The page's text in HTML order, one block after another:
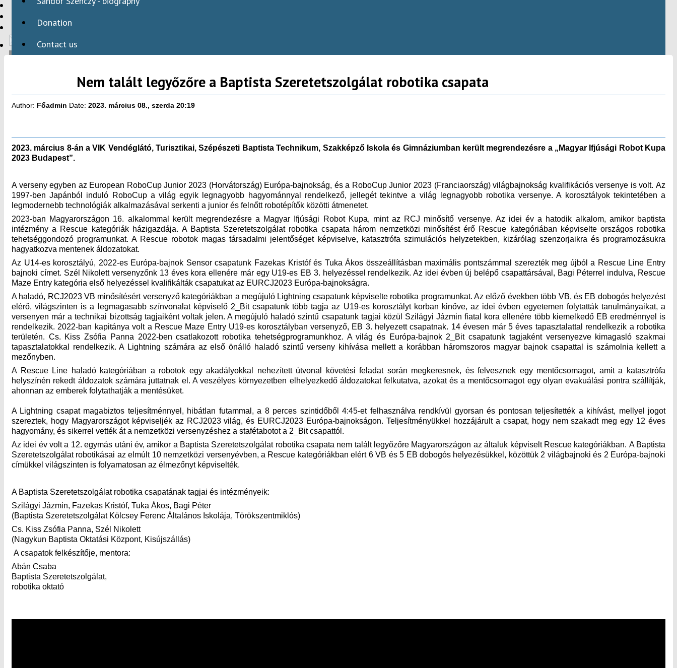
HBAID
INTERNATIONAL PROGRAMS
Donation
Contact us
Nem talált legyőzőre a Baptista Szeretetszolgálat robotika csapata
Author: Főadmin Date: 2023. március 08., szerda 20:19
2023. március 8-án a VIK Vendéglátó, Turisztikai, Szépészeti Baptista Technikum, Szakképző Iskola és Gimnáziumban került megrendezésre a „Magyar Ifjúsági Robot Kupa
2023 Budapest”.
A verseny egyben az European RoboCup Junior 2023 (Horvátország) Európa-bajnokság, és a RoboCup Junior 2023 (Franciaország) világbajnokság kvalifikációs versenye is volt. Az
1997-ben Japánból induló RoboCup a világ egyik legnagyobb hagyománnyal rendelkező, jellegét tekintve a világ legnagyobb robotika versenye. A korosztályok tekintetében a
legmodernebb technológiák alkalmazásával serkenti a junior és felnőtt robotépítők közötti átmenetet.
2023-ban Magyarországon 16. alkalommal került megrendezésre a Magyar Ifjúsági Robot Kupa, mint az RCJ minősítő versenye. Az idei év a hatodik alkalom, amikor baptista
intézmény a Rescue kategóriák házigazdája. A Baptista Szeretetszolgálat robotika csapata három nemzetközi minősítést érő Rescue kategóriában képviselte országos robotika
tehetséggondozó programunkat. A Rescue robotok magas társadalmi jelentőséget képviselve, katasztrófa szimulációs helyzetekben, kizárólag szenzorjaikra és programozásukra
hagyatkozva mentenek áldozatokat.
Az U14-es korosztályú, 2022-es Európa-bajnok Sensor csapatunk Fazekas Kristóf és Tuka Ákos összeállításban maximális pontszámmal szerezték meg újból a Rescue Line Entry
bajnoki címet. Szél Nikolett versenyzőnk 13 éves kora ellenére már egy U19-es EB 3. helyezéssel rendelkezik. Az idei évben új belépő csapattársával, Bagi Péterrel indulva, Rescue
Maze Entry kategória első helyezéssel kvalifikálták csapatukat az EURCJ2023 Európa-bajnokságra.
A haladó, RCJ2023 VB minősítésért versenyző kategóriákban a megújuló Lightning csapatunk képviselte robotika programunkat. Az előző években több VB, és EB dobogós helyezést
elérő, világszinten is a legmagasabb színvonalat képviselő 2_Bit csapatunk több tagja az U19-es korosztályt korban kinőve, az idei évben egyetemen folytatták tanulmányaikat, a
versenyen már a technikai bizottság tagjaiként voltak jelen. A megújuló haladó szintű csapatunk tagjai közül Szilágyi Jázmin fiatal kora ellenére több kiemelkedő EB eredménnyel is
rendelkezik. 2022-ban kapitánya volt a Rescue Maze Entry U19-es korosztályban versenyző, EB 3. helyezett csapatnak. 14 évesen már 5 éves tapasztalattal rendelkezik a robotika
területén. Cs. Kiss Zsófia Panna 2022-ben csatlakozott robotika tehetségprogramunkhoz. A világ és Európa-bajnok 2_Bit csapatunk tagjaként versenyezve kimagasló szakmai
tapasztalatokkal rendelkezik. A Lightning számára az első önálló haladó szintű verseny kihívása mellett a korábban háromszoros magyar bajnok csapattal is számolnia kellett a
mezőnyben.
A Rescue Line haladó kategóriában a robotok egy akadályokkal nehezített útvonal követési feladat során megkeresnek, és felvesznek egy mentőcsomagot, amit a katasztrófa
helyszínén rekedt áldozatok számára juttatnak el. A veszélyes környezetben elhelyezkedő áldozatokat felkutatva, azokat és a mentőcsomagot egy olyan evakuálási pontra szállítják,
ahonnan az emberek folytathatják a mentésüket.
A Lightning csapat magabiztos teljesítménnyel, hibátlan futammal, a 8 perces szintidőből 4:45-et felhasználva rendkívül gyorsan és pontosan teljesítették a kihívást, mellyel jogot
szereztek, hogy Magyarországot képviseljék az RCJ2023 világ, és EURCJ2023 Európa-bajnokságon. Teljesítményükkel hozzájárult a csapat, hogy nem szakadt meg egy 12 éves
hagyomány, és sikerrel vették át a nemzetközi versenyzéshez a stafétabotot a 2_Bit csapattól.
Az idei év volt a 12. egymás utáni év, amikor a Baptista Szeretetszolgálat robotika csapata nem talált legyőzőre Magyarországon az általuk képviselt Rescue kategóriákban. A Baptista
Szeretetszolgálat robotikásai az elmúlt 10 nemzetközi versenyévben, a Rescue kategóriákban elért 6 VB és 5 EB dobogós helyezésükkel, közöttük 2 világbajnoki és 2 Európa-bajnoki
címükkel világszinten is folyamatosan az élmezőnyt képviselték.
A Baptista Szeretetszolgálat robotika csapatának tagjai és intézményeik:
Szilágyi Jázmin, Fazekas Kristóf, Tuka Ákos, Bagi Péter
(Baptista Szeretetszolgálat Kölcsey Ferenc Általános Iskolája, Törökszentmiklós)
Cs. Kiss Zsófia Panna, Szél Nikolett
(Nagykun Baptista Oktatási Központ, Kisújszállás)
A csapatok felkészítője, mentora:
Abán Csaba
Baptista Szeretetszolgálat,
robotika oktató